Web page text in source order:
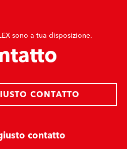
sono a tua disposizione.
contatto
CONTATTO